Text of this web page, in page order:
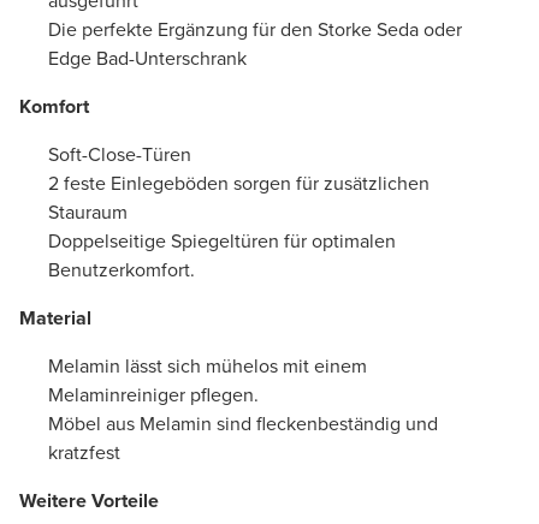
Die perfekte Ergänzung für den Storke Seda oder
Edge Bad-Unterschrank
Komfort
Soft-Close-Türen
2 feste Einlegeböden sorgen für zusätzlichen
Stauraum
Doppelseitige Spiegeltüren für optimalen
Benutzerkomfort.
Material
Melamin lässt sich mühelos mit einem
Melaminreiniger pflegen.
Möbel aus Melamin sind fleckenbeständig und
kratzfest
Weitere Vorteile